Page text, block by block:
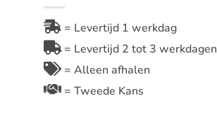
= Levertijd 1 werkdag
= Levertijd 2 tot 3 werkdagen
= Alleen afhalen
= Tweede Kans